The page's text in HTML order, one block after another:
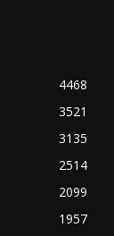
4468
3521
3135
2514
2099
1957